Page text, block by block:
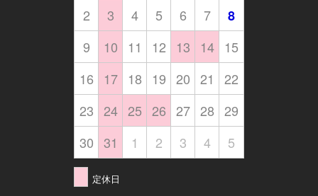
2
3 4 5 6 7
8
9
10 11 12 13 14
15
16
17 18 19 20 21
22
23 24 25 26 27 28 29
30 31 1 2 3 4 5
定休日